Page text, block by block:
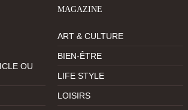
OU
MAGAZINE
ART & CULTURE
BIEN-ÊTRE
LIFE STYLE
LOISIRS